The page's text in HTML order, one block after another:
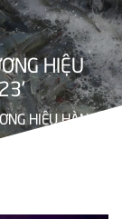
HIỆU
HIỆU HÀNG